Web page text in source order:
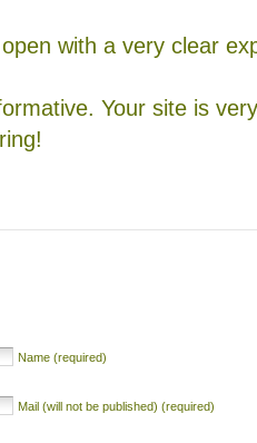
with a very clear
Your site is
Name (required)
Mail (will not be published) (required)